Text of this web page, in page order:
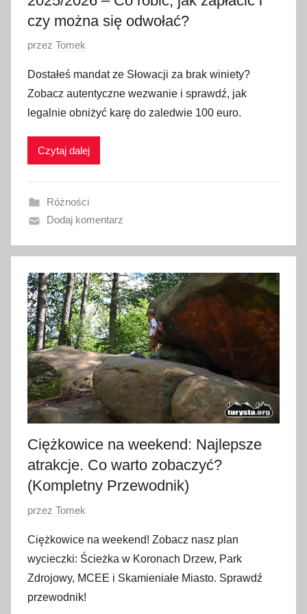
czy można się odwołać?
O
u
b
l
i
a
n
2
3
l
i
p
c
a
2
0
2
6
przez Tomek
Dostałeś mandat ze Słowacji za brak winiety?
Zobacz autentyczne wezwanie i sprawdź, jak
legalnie obniżyć karę do zaledwie 100 euro.
Czytaj dalej
Różności
Dodaj komentarz
Ciężkowice na weekend: Najlepsze
atrakcje. Co warto zobaczyć?
(Kompletny Przewodnik)
O
u
b
l
i
przez Tomek
Ciężkowice na weekend! Zobacz nasz plan
wycieczki: Ścieżka w Koronach Drzew, Park
Zdrojowy, MCEE i Skamieniałe Miasto. Sprawdź
przewodnik!